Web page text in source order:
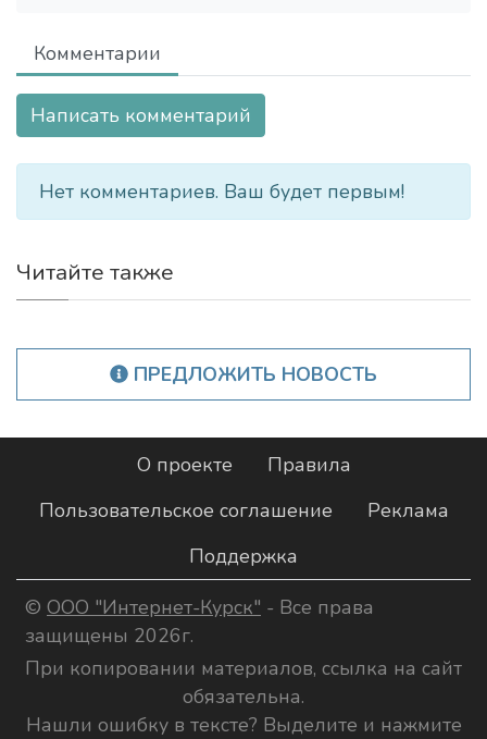
Комментарии
Написать комментарий
Нет комментариев. Ваш будет первым!
Читайте также
ПРЕДЛОЖИТЬ НОВОСТЬ
О проекте
Правила
Пользовательское соглашение
Реклама
Поддержка
© ООО "Интернет-Курск" - Все права
защищены 2026г.
При копировании материалов, ссылка на сайт
обязательна.
Нашли ошибку в тексте? Выделите и нажмите